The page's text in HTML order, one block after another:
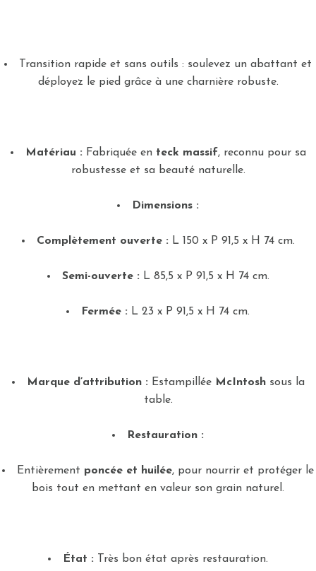
Transition rapide et sans outils : soulevez un abattant et
déployez le pied grâce à une charnière robuste.
Matériau : Fabriquée en teck massif, reconnu pour sa
robustesse et sa beauté naturelle.
Dimensions :
Complètement ouverte : L 150 x P 91,5 x H 74 cm.
Semi-ouverte : L 85,5 x P 91,5 x H 74 cm.
Fermée : L 23 x P 91,5 x H 74 cm.
Marque d’attribution : Estampillée McIntoshsous la
table.
Restauration :
Entièrement poncée et huilée, pour nourrir et protéger le
bois tout en mettant en valeur son grain naturel.
État : Très bon état après restauration.